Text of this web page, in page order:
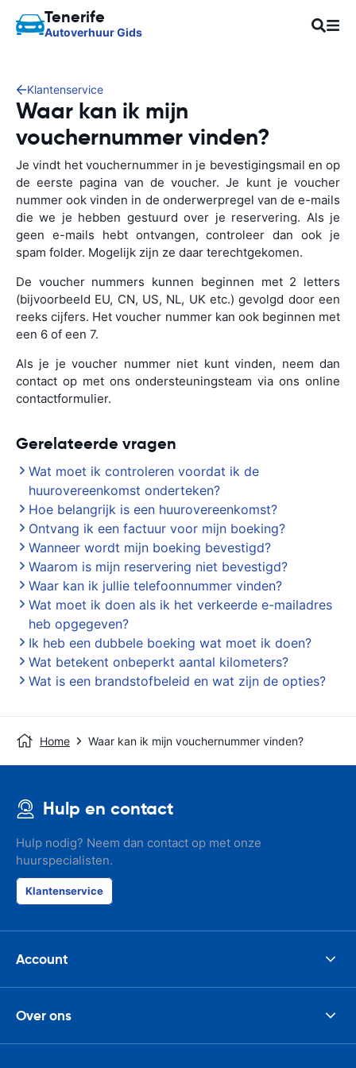
Tenerife
Autoverhuur Gids
Klantenservice
Waar kan ik mijn
vouchernummer vinden?
Je vindt het vouchernummer in je bevestigingsmail en op
de eerste pagina van de voucher. Je kunt je voucher
nummer ook vinden in de onderwerpregel van de e-mails
die we je hebben gestuurd over je reservering. Als je
geen e-mails hebt ontvangen, controleer dan ook je
spam folder. Mogelijk zijn ze daar terechtgekomen.
De voucher nummers kunnen beginnen met 2 letters
(bijvoorbeeld EU, CN, US, NL, UK etc.) gevolgd door een
reeks cijfers. Het voucher nummer kan ook beginnen met
een 6 of een 7.
Als je je voucher nummer niet kunt vinden, neem dan
contact op met ons ondersteuningsteam via ons online
contactformulier.
Gerelateerde vragen
Wat moet ik controleren voordat ik de
huurovereenkomst onderteken?
Hoe belangrijk is een huurovereenkomst?
Ontvang ik een factuur voor mijn boeking?
Wanneer wordt mijn boeking bevestigd?
Waarom is mijn reservering niet bevestigd?
Waar kan ik jullie telefoonnummer vinden?
Wat moet ik doen als ik het verkeerde e-mailadres
heb opgegeven?
Ik heb een dubbele boeking wat moet ik doen?
Wat betekent onbeperkt aantal kilometers?
Wat is een brandstofbeleid en wat zijn de opties?
Home Waar kan ik mijn vouchernummer vinden?
Hulp en contact
Hulp nodig? Neem dan contact op met onze
huurspecialisten.
Klantenservice
Account
Over ons